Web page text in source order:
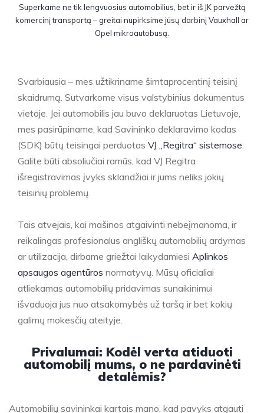
Svarbiausia – mes užtikriname šimtaprocentinį teisinį
skaidrumą. Sutvarkome visus valstybinius dokumentus
vietoje. Jei automobilis jau buvo deklaruotas Lietuvoje,
mes pasirūpiname, kad Savininko deklaravimo kodas
(SDK) būtų teisingai perduotas VĮ „Regitra“ sistemose
Galite būti absoliučiai ramūs, kad VĮ Regitra
išregistravimas įvyks sklandžiai ir jums neliks jokių
teisinių problemų.
Tais atvejais, kai mašinos atgaivinti nebeįmanoma, ir
reikalingas profesionalus angliškų automobilių ardymas
ar utilizacija, dirbame griežtai laikydamiesi Aplinkos
apsaugos agentūros normatyvų. Mūsų oficialiai
atliekamas automobilių pridavimas sunaikinimui
išvaduoja jus nuo atsakomybės už taršą ir bet kokių
galimų mokesčių ateityje.
Privalumai: Kodėl verta atiduoti
automobilį mums, o ne pardavinėti
detalėmis?
Automobilių savininkai kartais mano, kad pavyks atgauti
Superkame ne tik lengvuosius automobilius, bet ir iš JK parvežtą
komercinį transportą – greitai nupirksime jūsų darbinį Vauxhall ar
Opel mikroautobusą.